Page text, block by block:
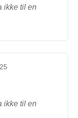
ikke til en
ikke til en